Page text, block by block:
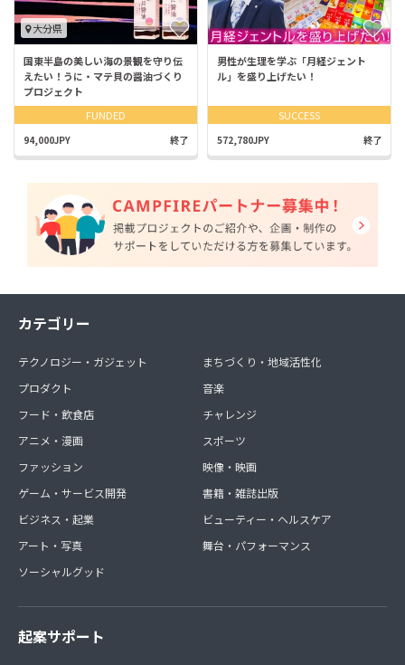
大分県
国東半島の美しい海の景観を守り伝
えたい！うに・マテ貝の醤油づくり
プロジェクト
FUNDED
94,000JPY 終了
男性が生理を学ぶ「月経ジェント
ル」を盛り上げたい！
SUCCESS
572,780JPY 終了
カテゴリー
テクノロジー・ガジェット
プロダクト
フード・飲食店
アニメ・漫画
ファッション
ゲーム・サービス開発
ビジネス・起業
アート・写真
ソーシャルグッド
まちづくり・地域活性化
音楽
チャレンジ
スポーツ
映像・映画
書籍・雑誌出版
ビューティー・ヘルスケア
舞台・パフォーマンス
起案サポート